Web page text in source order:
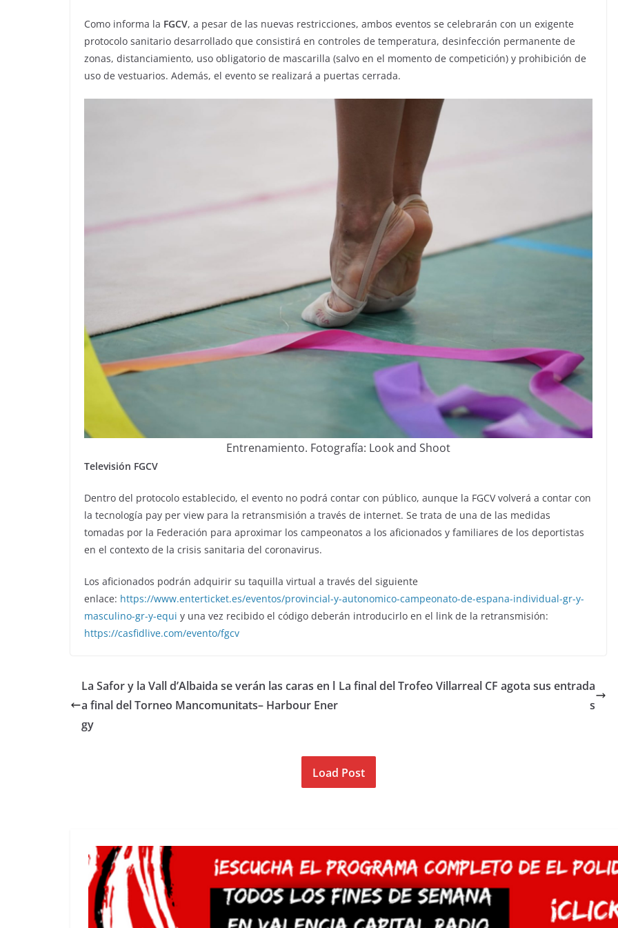
Como informa la FGCV, a pesar de las nuevas restricciones, ambos eventos se celebrarán con un exigente
protocolo sanitario desarrollado que consistirá en controles de temperatura, desinfección permanente de
zonas, distanciamiento, uso obligatorio de mascarilla (salvo en el momento de competición) y prohibición de
uso de vestuarios. Además, el evento se realizará a puertas cerrada.
Entrenamiento. Fotografía: Look and Shoot
Televisión FGCV
Dentro del protocolo establecido, el evento no podrá contar con público, aunque la FGCV volverá a contar con
la tecnología pay per view para la retransmisión a través de internet. Se trata de una de las medidas
tomadas por la Federación para aproximar los campeonatos a los aficionados y familiares de los deportistas
en el contexto de la crisis sanitaria del coronavirus.
Los aficionados podrán adquirir su taquilla virtual a través del siguiente
enlace: https://www.enterticket.es/eventos/provincial-y-autonomico-campeonato-de-espana-individual-gr-y-
masculino-gr-y-equi y una vez recibido el código deberán introducirlo en el link de la retransmisión:
https://casfidlive.com/evento/fgcv
La Safor y la Vall d’Albaida se verán las caras en l
a final del Torneo Mancomunitats– Harbour Ener
gy
La final del Trofeo Villarreal CF agota sus entrada
s
Load Post